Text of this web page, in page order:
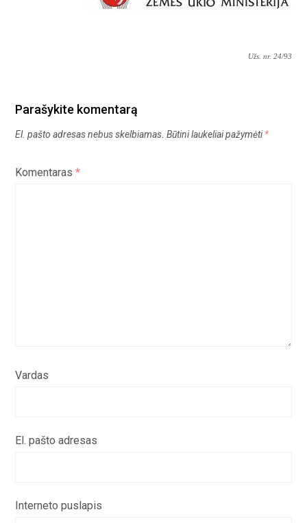
Užs. nr. 24/93
Parašykite komentarą
El. pašto adresas nebus skelbiamas. Būtini laukeliai pažymėti*
Komentaras*
Vardas
El. pašto adresas
Interneto puslapis